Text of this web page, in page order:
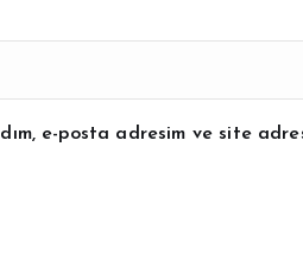
e-posta adresim ve site